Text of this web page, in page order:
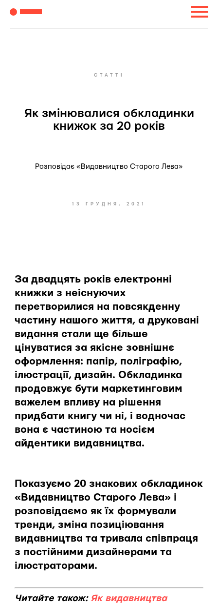
СТАТТІ
Як змінювалися обкладинки
книжок за 20 років
Розповідає «Видавництво Старого Лева»
13 ГРУДНЯ, 2021
За двадцять років електронні
книжки з неіснуючих
перетворилися на повсякденну
частину нашого життя, а друковані
видання стали ще більше
цінуватися за якісне зовнішнє
оформлення: папір, поліграфію,
ілюстрації, дизайн. Обкладинка
продовжує бути маркетинговим
важелем впливу на рішення
придбати книгу чи ні, і водночас
вона є частиною та носієм
айдентики видавництва.
Показуємо 20 знакових обкладинок
«Видавництво Старого Лева» і
розповідаємо як їх формували
тренди, зміна позиціювання
видавництва та тривала співпраця
з постійними дизайнерами та
ілюстраторами.
Читайте також: Як видавництва